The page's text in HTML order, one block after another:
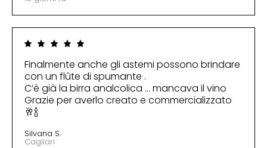
Finalmente anche gli astemi possono brindare
con un flûte di spumante .
C’è già la birra analcolica … mancava il vino
Grazie per averlo creato e commercializzato
🥂🍾
Silvana S.
Cagliari